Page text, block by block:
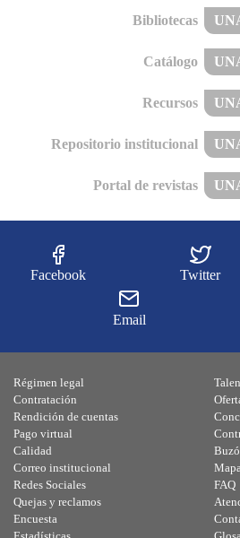
Bibliotecas
Catálogo
Recursos
Repositorio institucional
Portal de revistas
Facebook Twitter
Email
Régimen legal
Contratación
Rendición de cuentas
Pago virtual
Calidad
Correo institucional
Redes Sociales
Quejas y reclamos
Encuesta
FAQ